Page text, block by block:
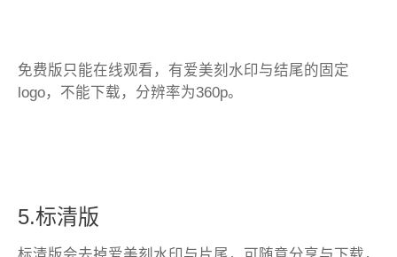
免费版只能在线观看，有爱美刻水印与结尾的固定
logo，不能下载，分辨率为360p。
5.标清版